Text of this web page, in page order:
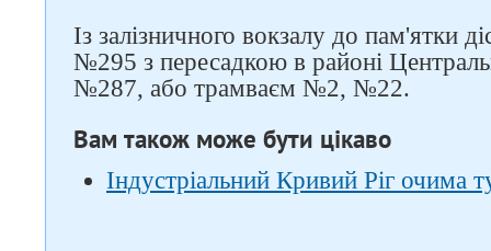
Із залізничного вокзалу до пам'ятки
№295 з пересадкою в районі
№287, або трамваєм №2, №22.
Вам також може бути цікаво
Індустріальний Кривий Ріг очима